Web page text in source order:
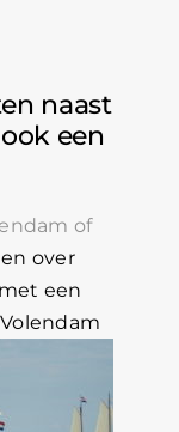
naast
een
of
over
een